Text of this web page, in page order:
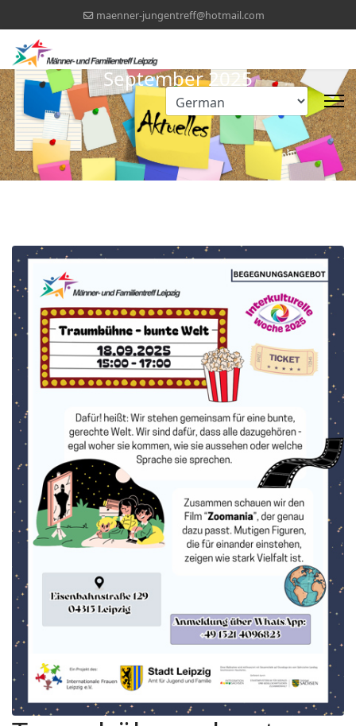
maenner-jungentreff@hotmail.com
September 2025